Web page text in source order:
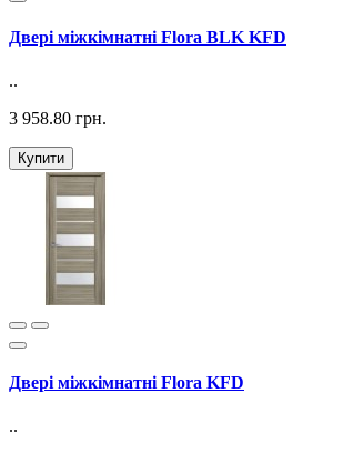
Двері міжкімнатні Flora BLK KFD
..
3 958.80 грн.
Купити
Двері міжкімнатні Flora KFD
..